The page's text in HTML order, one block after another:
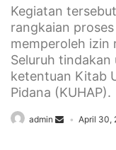
Kegiatan
rangkaian
memperoleh izin
Seluruh tindakan
ketentuan Kitab
Pidana (KUHAP).
admin April 30,